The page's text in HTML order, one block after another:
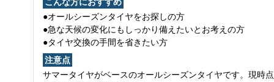
こんな方におすすめ
●オールシーズンタイヤをお探しの方
●急な天候の変化にもしっかり備えたいとお考えの方
●タイヤ交換の手間を省きたい方
注意点
サマータイヤがベースのオールシーズンタイヤです。現時